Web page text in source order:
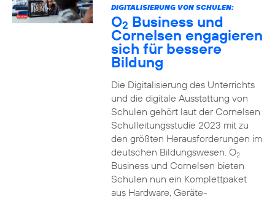
DIGITALISIERUNG VON SCHULEN:
O2 Business und
Cornelsen engagieren
sich für bessere
Bildung
Die Digitalisierung des Unterrichts
und die digitale Ausstattung von
Schulen gehört laut der Cornelsen
Schulleitungsstudie 2023 mit zu
den größten Herausforderungen im
deutschen Bildungswesen. O2
Business und Cornelsen bieten
Schulen nun ein Komplettpaket
aus Hardware, Geräte-